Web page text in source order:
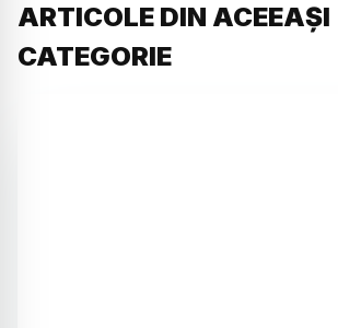
ARTICOLE DIN ACEEAȘI
CATEGORIE